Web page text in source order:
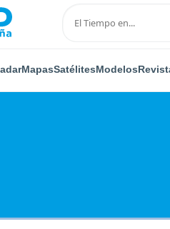
MapasSatélitesModelos